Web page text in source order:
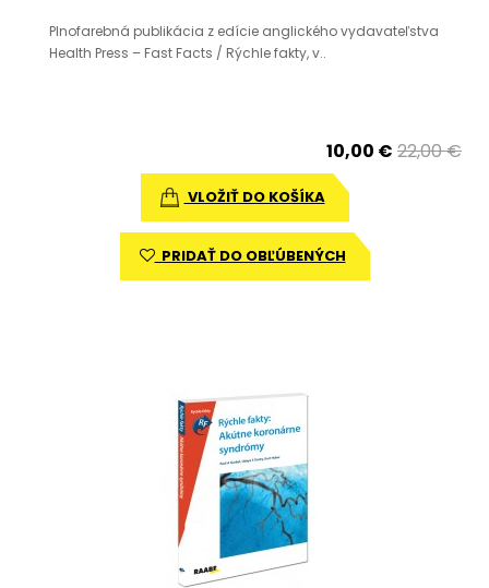
Plnofarebná publikácia z edície anglického vydavateľstva
Health Press – Fast Facts / Rýchle fakty, v..
10,00 € 22,00 €
VLOŽIŤ DO KOŠÍKA
PRIDAŤ DO OBĽÚBENÝCH